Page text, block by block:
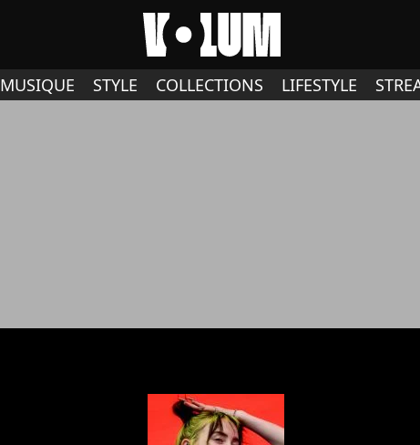
MUSIQUE STYLE COLLECTIONS LIFESTYLE